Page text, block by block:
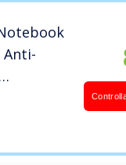
Anti-